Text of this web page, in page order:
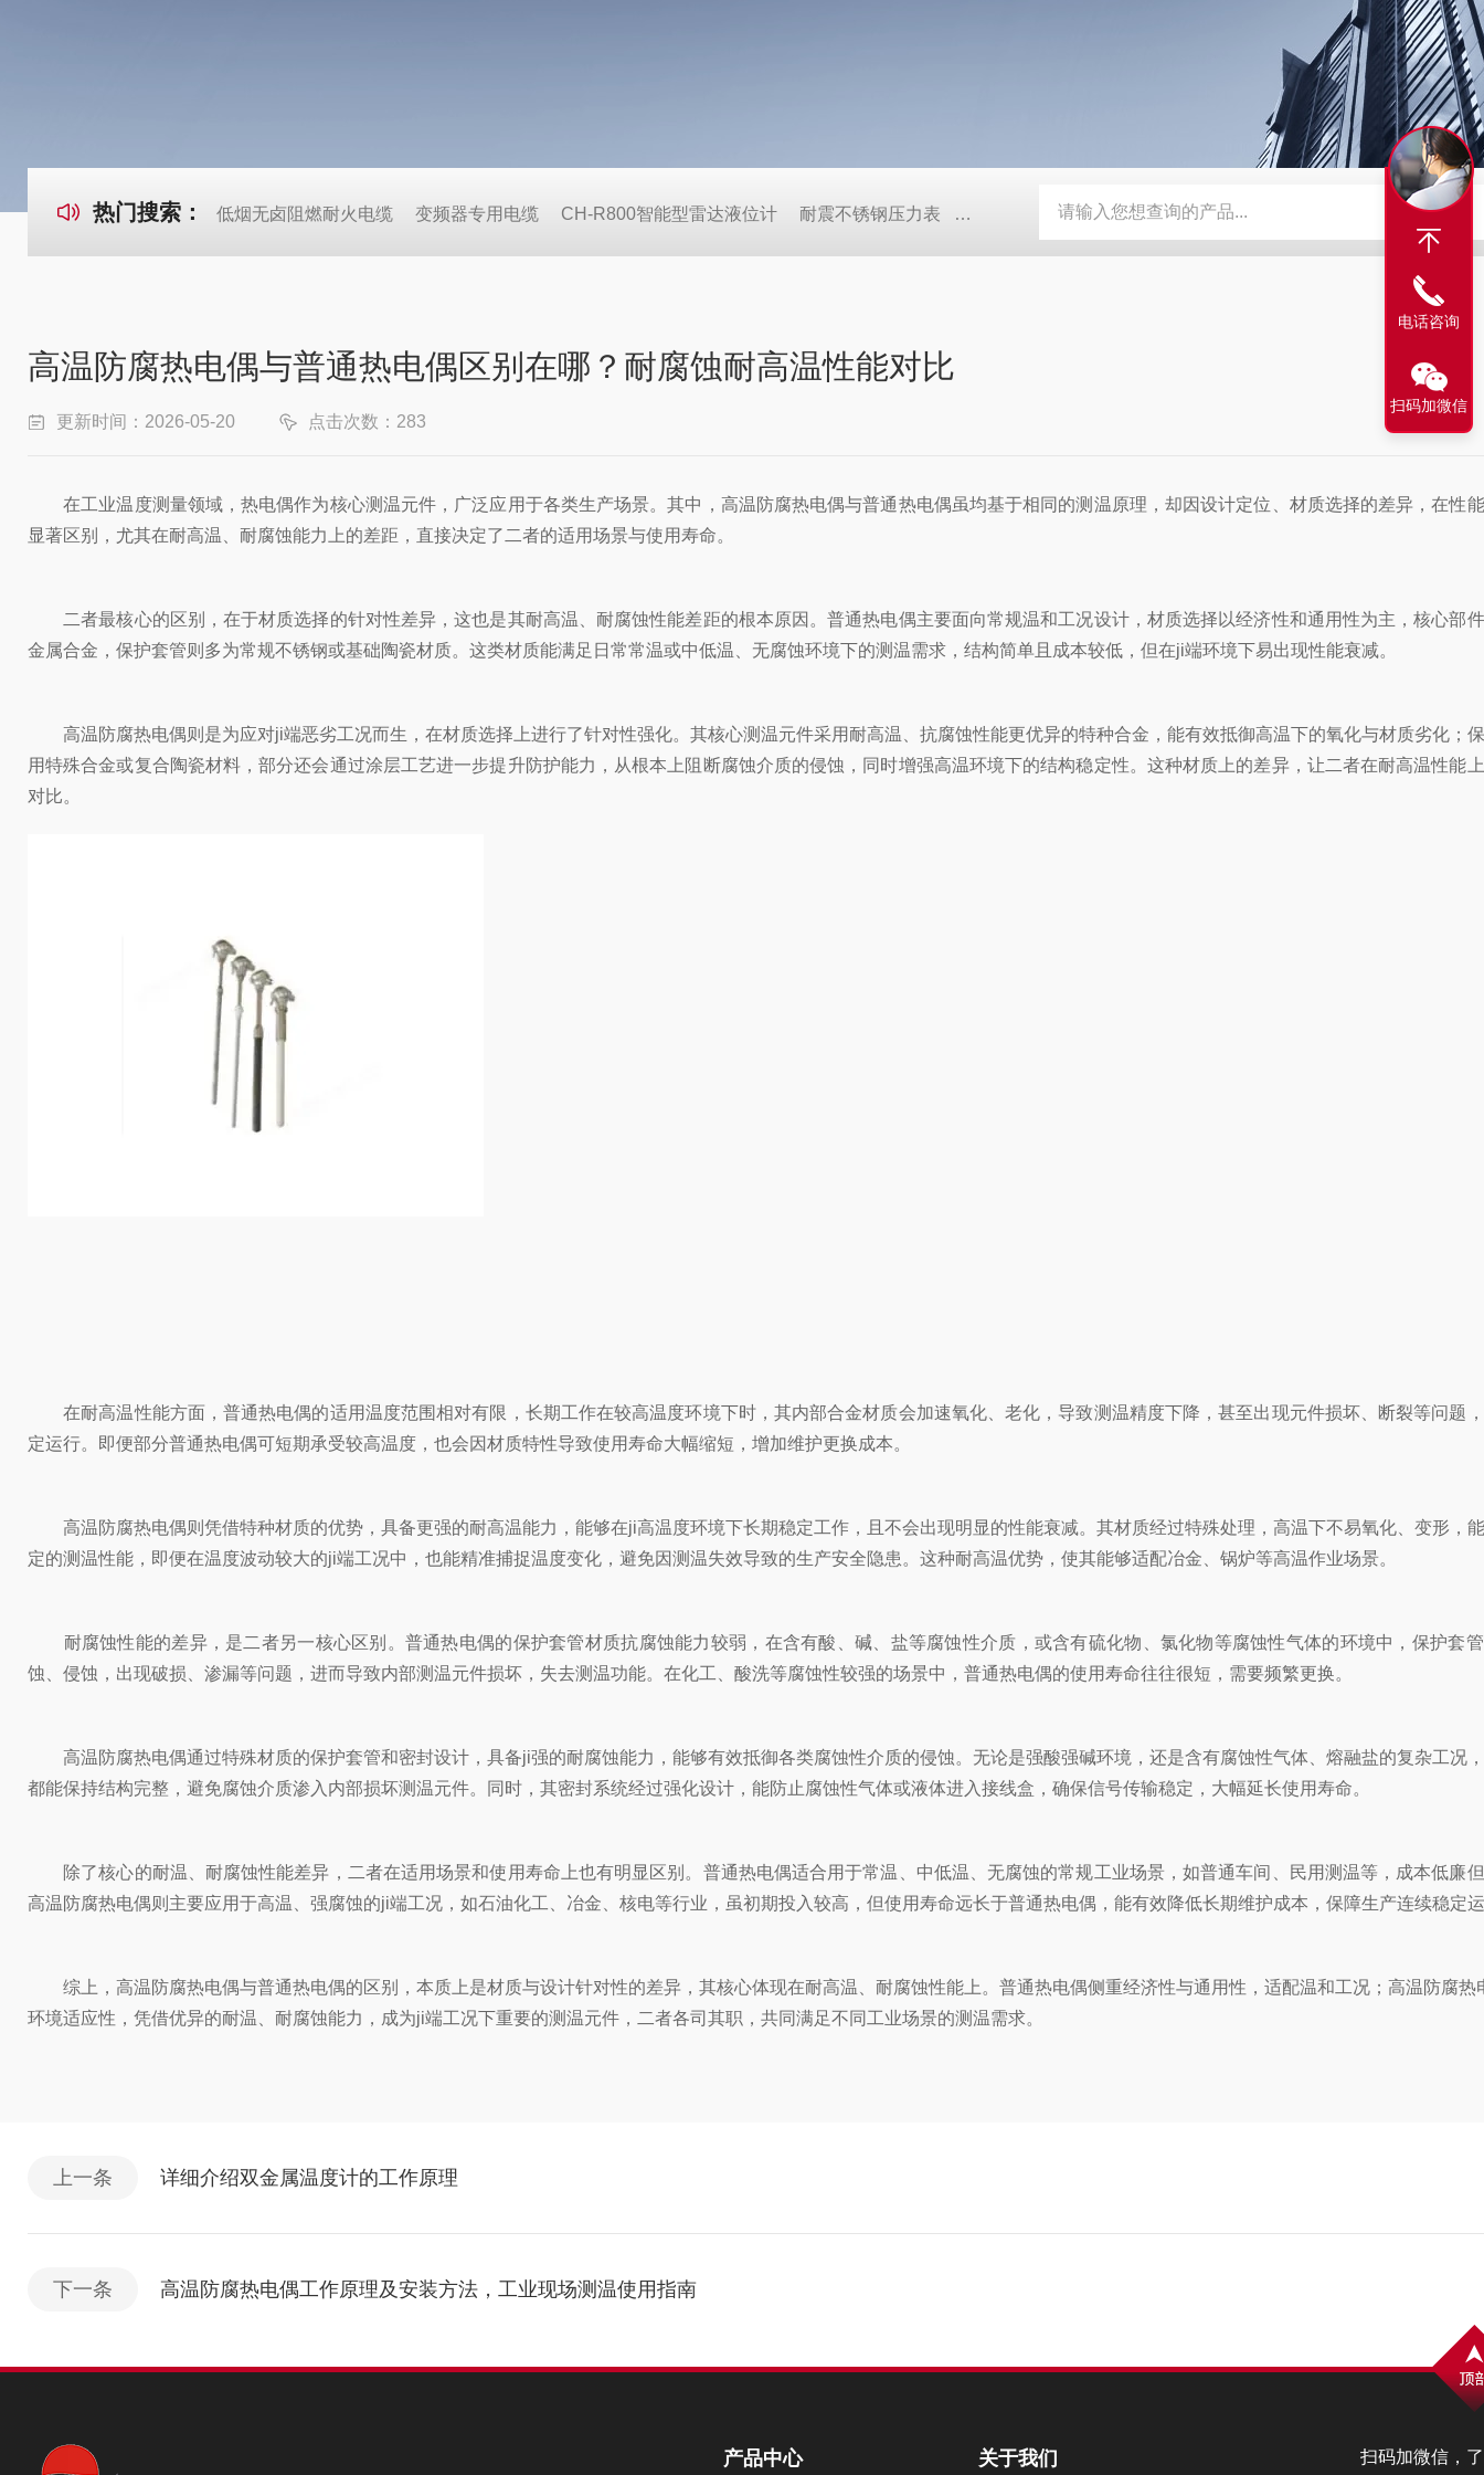
热门搜索： 低烟无卤阻燃耐火电缆 变频器专用电缆 CH-R800智能型雷达液位计 耐震不锈钢压力表 隔爆热电阻 导波雷达（杆式） 电梯电缆 进口电磁流量计|
高温防腐热电偶与普通热电偶区别在哪？耐腐蚀耐高温性能对比
更新时间：2026-05-20 点击次数：283
在工业温度测量领域，热电偶作为核心测温元件，广泛应用于各类生产场景。其中，高温防腐热电偶与普通热电偶虽均基于相同的测温原理，却因设计定位、材质选择的差异，在性
显著区别，尤其在耐高温、耐腐蚀能力上的差距，直接决定了二者的适用场景与使用寿命。
二者最核心的区别，在于材质选择的针对性差异，这也是其耐高温、耐腐蚀性能差距的根本原因。普通热电偶主要面向常规温和工况设计，材质选择以经济性和通用性为主，核心部
金属合金，保护套管则多为常规不锈钢或基础陶瓷材质。这类材质能满足日常常温或中低温、无腐蚀环境下的测温需求，结构简单且成本较低，但在ji端环境下易出现性能衰减。
高温防腐热电偶则是为应对ji端恶劣工况而生，在材质选择上进行了针对性强化。其核心测温元件采用耐高温、抗腐蚀性能更优异的特种合金，能有效抵御高温下的氧化与材质劣化；
用特殊合金或复合陶瓷材料，部分还会通过涂层工艺进一步提升防护能力，从根本上阻断腐蚀介质的侵蚀，同时增强高温环境下的结构稳定性。这种材质上的差异，让二者在耐高温性能
对比。
在耐高温性能方面，普通热电偶的适用温度范围相对有限，长期工作在较高温度环境下时，其内部合金材质会加速氧化、老化，导致测温精度下降，甚至出现元件损坏、断裂等问题
定运行。即便部分普通热电偶可短期承受较高温度，也会因材质特性导致使用寿命大幅缩短，增加维护更换成本。
高温防腐热电偶则凭借特种材质的优势，具备更强的耐高温能力，能够在ji高温度环境下长期稳定工作，且不会出现明显的性能衰减。其材质经过特殊处理，高温下不易氧化、变形，
定的测温性能，即便在温度波动较大的ji端工况中，也能精准捕捉温度变化，避免因测温失效导致的生产安全隐患。这种耐高温优势，使其能够适配冶金、锅炉等高温作业场景。
耐腐蚀性能的差异，是二者另一核心区别。普通热电偶的保护套管材质抗腐蚀能力较弱，在含有酸、碱、盐等腐蚀性介质，或含有硫化物、氯化物等腐蚀性气体的环境中，保护套
蚀、侵蚀，出现破损、渗漏等问题，进而导致内部测温元件损坏，失去测温功能。在化工、酸洗等腐蚀性较强的场景中，普通热电偶的使用寿命往往很短，需要频繁更换。
高温防腐热电偶通过特殊材质的保护套管和密封设计，具备ji强的耐腐蚀能力，能够有效抵御各类腐蚀性介质的侵蚀。无论是强酸强碱环境，还是含有腐蚀性气体、熔融盐的复杂工况
都能保持结构完整，避免腐蚀介质渗入内部损坏测温元件。同时，其密封系统经过强化设计，能防止腐蚀性气体或液体进入接线盒，确保信号传输稳定，大幅延长使用寿命。
除了核心的耐温、耐腐蚀性能差异，二者在适用场景和使用寿命上也有明显区别。普通热电偶适合用于常温、中低温、无腐蚀的常规工业场景，如普通车间、民用测温等，成本低廉
高温防腐热电偶则主要应用于高温、强腐蚀的ji端工况，如石油化工、冶金、核电等行业，虽初期投入较高，但使用寿命远长于普通热电偶，能有效降低长期维护成本，保障生产连续稳定
综上，高温防腐热电偶与普通热电偶的区别，本质上是材质与设计针对性的差异，其核心体现在耐高温、耐腐蚀性能上。普通热电偶侧重经济性与通用性，适配温和工况；高温防腐热
环境适应性，凭借优异的耐温、耐腐蚀能力，成为ji端工况下重要的测温元件，二者各司其职，共同满足不同工业场景的测温需求。
上一条 详细介绍双金属温度计的工作原理
下一条 高温防腐热电偶工作原理及安装方法，工业现场测温使用指南
扫码加微信，
产品中心 关于我们
电话咨询
扫码加微信